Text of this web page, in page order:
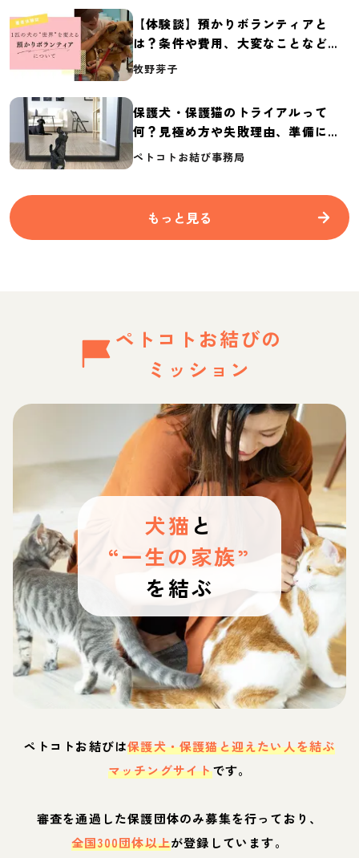
【体験談】預かりボランティアと
は？条件や費用、大変なことなど紹
介
牧野芽子
保護犬・保護猫のトライアルって
何？見極め方や失敗理由、準備に必
要なものを紹介
ペトコトお結び事務局
もっと見る
ペトコトお結びの
ミッション
犬猫 と
“一生の家族”
を結ぶ
ペトコトお結びは保護犬・保護猫と迎えたい人を結ぶ
マッチングサイトです。
審査を通過した保護団体のみ募集を行っており、
全国300団体以上が登録しています。